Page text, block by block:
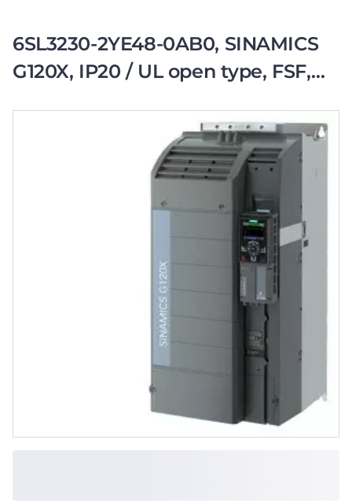
6SL3230-2YE48-0AB0, SINAMICS
G120X, IP20 / UL open type, FSF,